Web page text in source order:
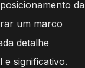
da
um marco
detalhe
significativo.